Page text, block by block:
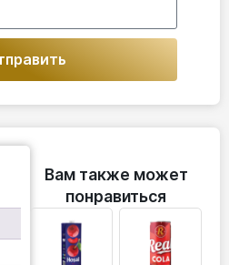
Вам также может
понравиться